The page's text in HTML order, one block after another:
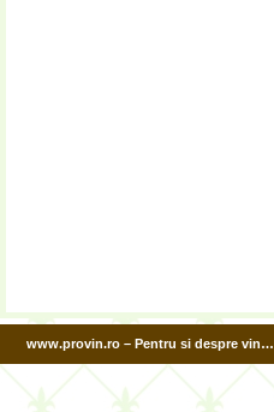
www.provin.ro – Pentru si despre vin…